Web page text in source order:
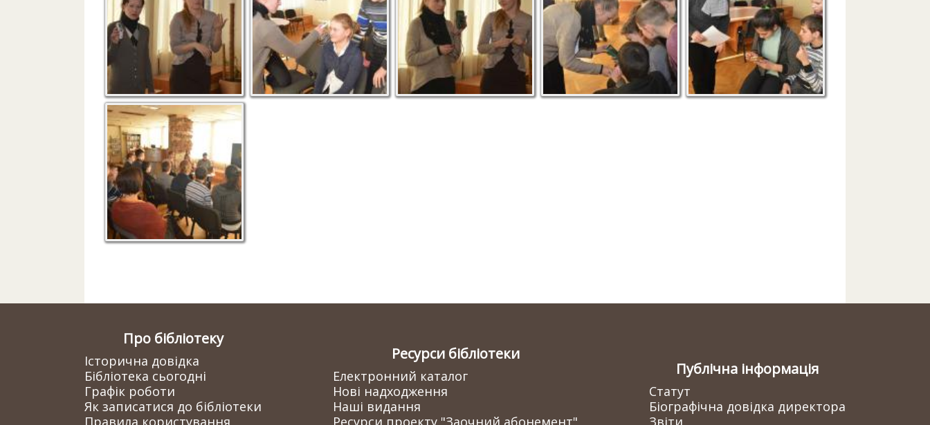
Про бібліотеку
Історична довідка
Бібліотека сьогодні
Графік роботи
Як записатися до бібліотеки
Правила користування
Ресурси бібліотеки
Електронний каталог
Нові надходження
Наші видання
Ресурси проекту "Заочний абонемент"
Публічна інформація
Статут
Біографічна довідка директора
Звіти